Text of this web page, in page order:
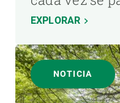
EXPLORAR
NOTICIA